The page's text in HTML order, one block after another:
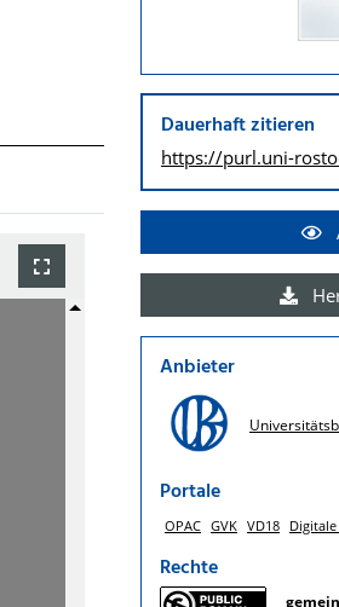
Dauerhaft zitieren
https://purl.uni-
Anbieter
Portale
OPAC GVK VD18
Rechte